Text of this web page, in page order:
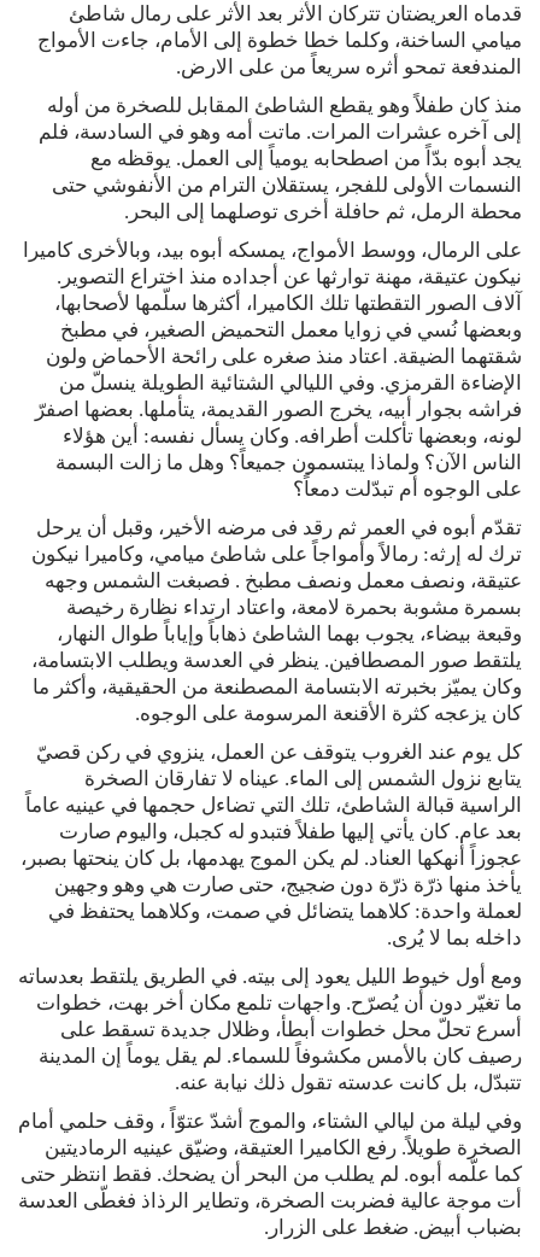
قدماه العريضتان تتركان الأثر بعد الأثر على رمال شاطئ
ميامي الساخنة، وكلما خطا خطوة إلى الأمام، جاءت الأمواج
المندفعة تمحو أثره سريعاً من على الارض.
منذ كان طفلاً وهو يقطع الشاطئ المقابل للصخرة من أوله
إلى آخره عشرات المرات. ماتت أمه وهو في السادسة، فلم
يجد أبوه بدّاً من اصطحابه يومياً إلى العمل. يوقظه مع
النسمات الأولى للفجر، يستقلان الترام من الأنفوشي حتى
محطة الرمل، ثم حافلة أخرى توصلهما إلى البحر.
على الرمال، ووسط الأمواج، يمسكه أبوه بيد، وبالأخرى كاميرا
نيكون عتيقة، مهنة توارثها عن أجداده منذ اختراع التصوير.
آلاف الصور التقطتها تلك الكاميرا، أكثرها سلّمها لأصحابها،
وبعضها نُسي في زوايا معمل التحميض الصغير، في مطبخ
شقتهما الضيقة. اعتاد منذ صغره على رائحة الأحماض ولون
الإضاءة القرمزي. وفي الليالي الشتائية الطويلة ينسلّ من
فراشه بجوار أبيه، يخرج الصور القديمة، يتأملها. بعضها اصفرّ
لونه، وبعضها تأكلت أطرافه. وكان يسأل نفسه: أين هؤلاء
الناس الآن؟ ولماذا يبتسمون جميعاً؟ وهل ما زالت البسمة
على الوجوه أم تبدّلت دمعاً؟
تقدّم أبوه في العمر ثم رقد فى مرضه الأخير، وقبل أن يرحل
ترك له إرثه: رمالاً وأمواجاً على شاطئ ميامي، وكاميرا نيكون
عتيقة، ونصف معمل ونصف مطبخ . فصبغت الشمس وجهه
بسمرة مشوبة بحمرة لامعة، واعتاد ارتداء نظارة رخيصة
وقبعة بيضاء، يجوب بهما الشاطئ ذهاباً وإياباً طوال النهار،
يلتقط صور المصطافين. ينظر في العدسة ويطلب الابتسامة،
وكان يميّز بخبرته الابتسامة المصطنعة من الحقيقية، وأكثر ما
كان يزعجه كثرة الأقنعة المرسومة على الوجوه.
كل يوم عند الغروب يتوقف عن العمل، ينزوي في ركن قصيّ
يتابع نزول الشمس إلى الماء. عيناه لا تفارقان الصخرة
الراسية قبالة الشاطئ، تلك التي تضاءل حجمها في عينيه عاماً
بعد عام. كان يأتي إليها طفلاً فتبدو له كجبل، واليوم صارت
عجوزاً أنهكها العناد. لم يكن الموج يهدمها، بل كان ينحتها بصبر،
يأخذ منها ذرّة ذرّة دون ضجيج، حتى صارت هي وهو وجهين
لعملة واحدة: كلاهما يتضائل في صمت، وكلاهما يحتفظ في
داخله بما لا يُرى.
ومع أول خيوط الليل يعود إلى بيته. في الطريق يلتقط بعدساته
ما تغيّر دون أن يُصرّح. واجهات تلمع مكان أخر بهت، خطوات
أسرع تحلّ محل خطوات أبطأ، وظلال جديدة تسقط على
رصيف كان بالأمس مكشوفاً للسماء. لم يقل يوماً إن المدينة
تتبدّل، بل كانت عدسته تقول ذلك نيابة عنه.
وفي ليلة من ليالي الشتاء، والموج أشدّ عتوّاً ، وقف حلمي أمام
الصخرة طويلاً. رفع الكاميرا العتيقة، وضيّق عينيه الرماديتين
كما علّمه أبوه. لم يطلب من البحر أن يضحك. فقط انتظر حتى
أت موجة عالية فضربت الصخرة، وتطاير الرذاذ فغطّى العدسة
بضباب أبيض. ضغط على الزرار.